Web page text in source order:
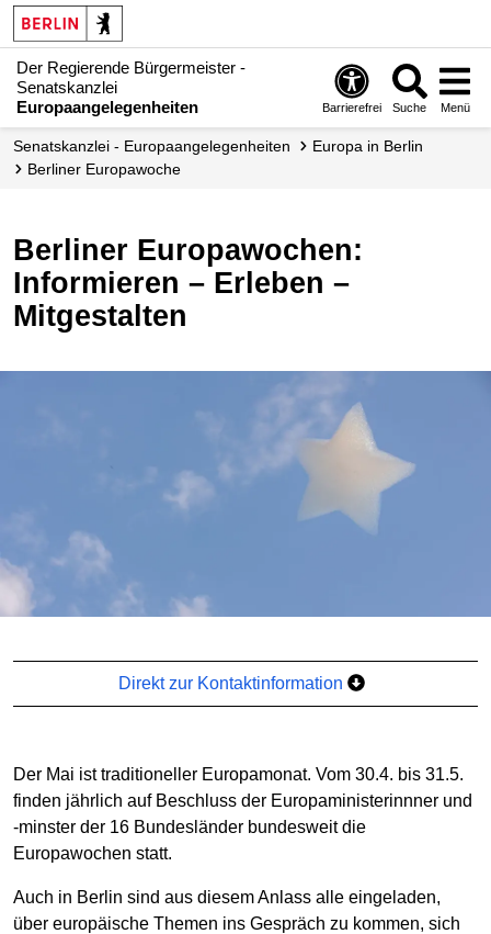
Der Regierende Bürgermeister -
Senatskanzlei
Europaangelegenheiten
Barrierefrei Suche Menü
Senatskanzlei - Europaangelegenheiten
Europa in Berlin
Berliner Europawoche
Berliner Europawochen:
Informieren – Erleben –
Mitgestalten
Direkt zur Kontaktinformation
Der Mai ist traditioneller Europamonat. Vom 30.4. bis 31.5.
finden jährlich auf Beschluss der Europaministerinnner und
-minster der 16 Bundesländer bundesweit die
Europawochen statt.
Auch in Berlin sind aus diesem Anlass alle eingeladen,
über europäische Themen ins Gespräch zu kommen, sich